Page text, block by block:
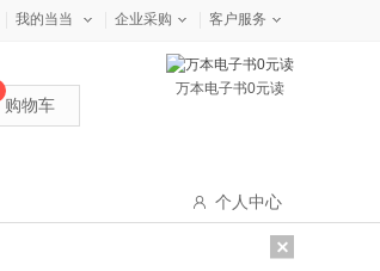
我的当当 企业采购 客户服务
万本电子书0元读
购物车
个人中心